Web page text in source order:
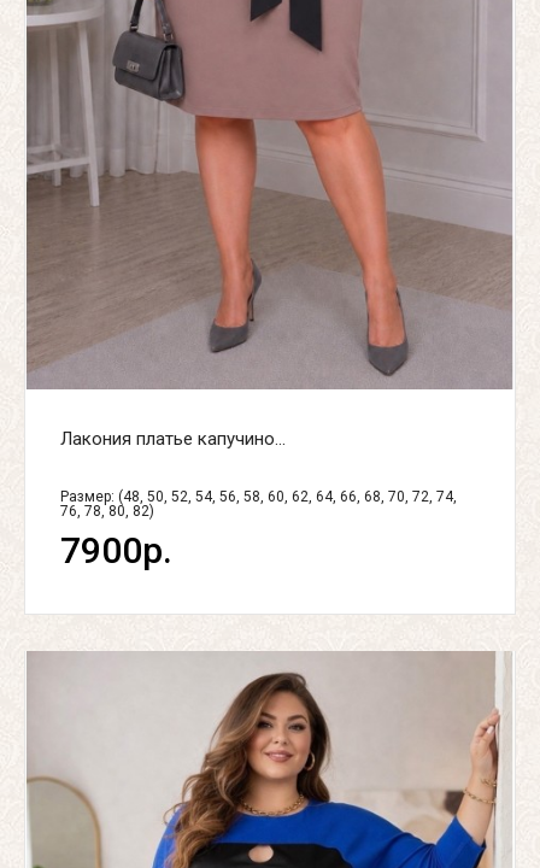
Лакония платье капучино...
Размер: (48, 50, 52, 54, 56, 58, 60, 62, 64, 66, 68, 70, 72, 74,
76, 78, 80, 82)
7900р.